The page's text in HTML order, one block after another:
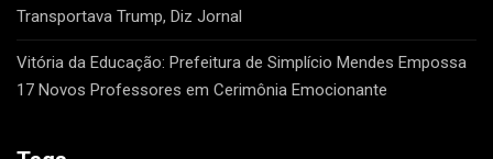
Transportava Trump, Diz Jornal
Vitória da Educação: Prefeitura de Simplício Mendes Empossa
17 Novos Professores em Cerimônia Emocionante